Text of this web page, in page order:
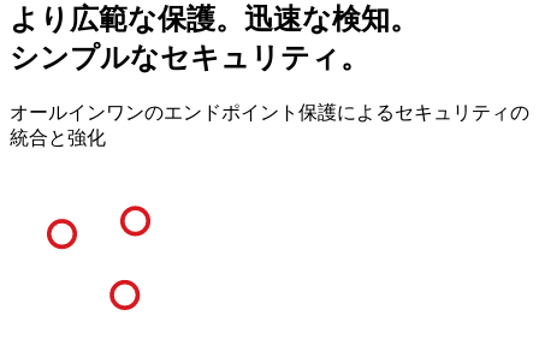
より広範な保護。迅速な検知。
シンプルなセキュリティ。
オールインワンのエンドポイント保護によるセキュリティの
統合と強化